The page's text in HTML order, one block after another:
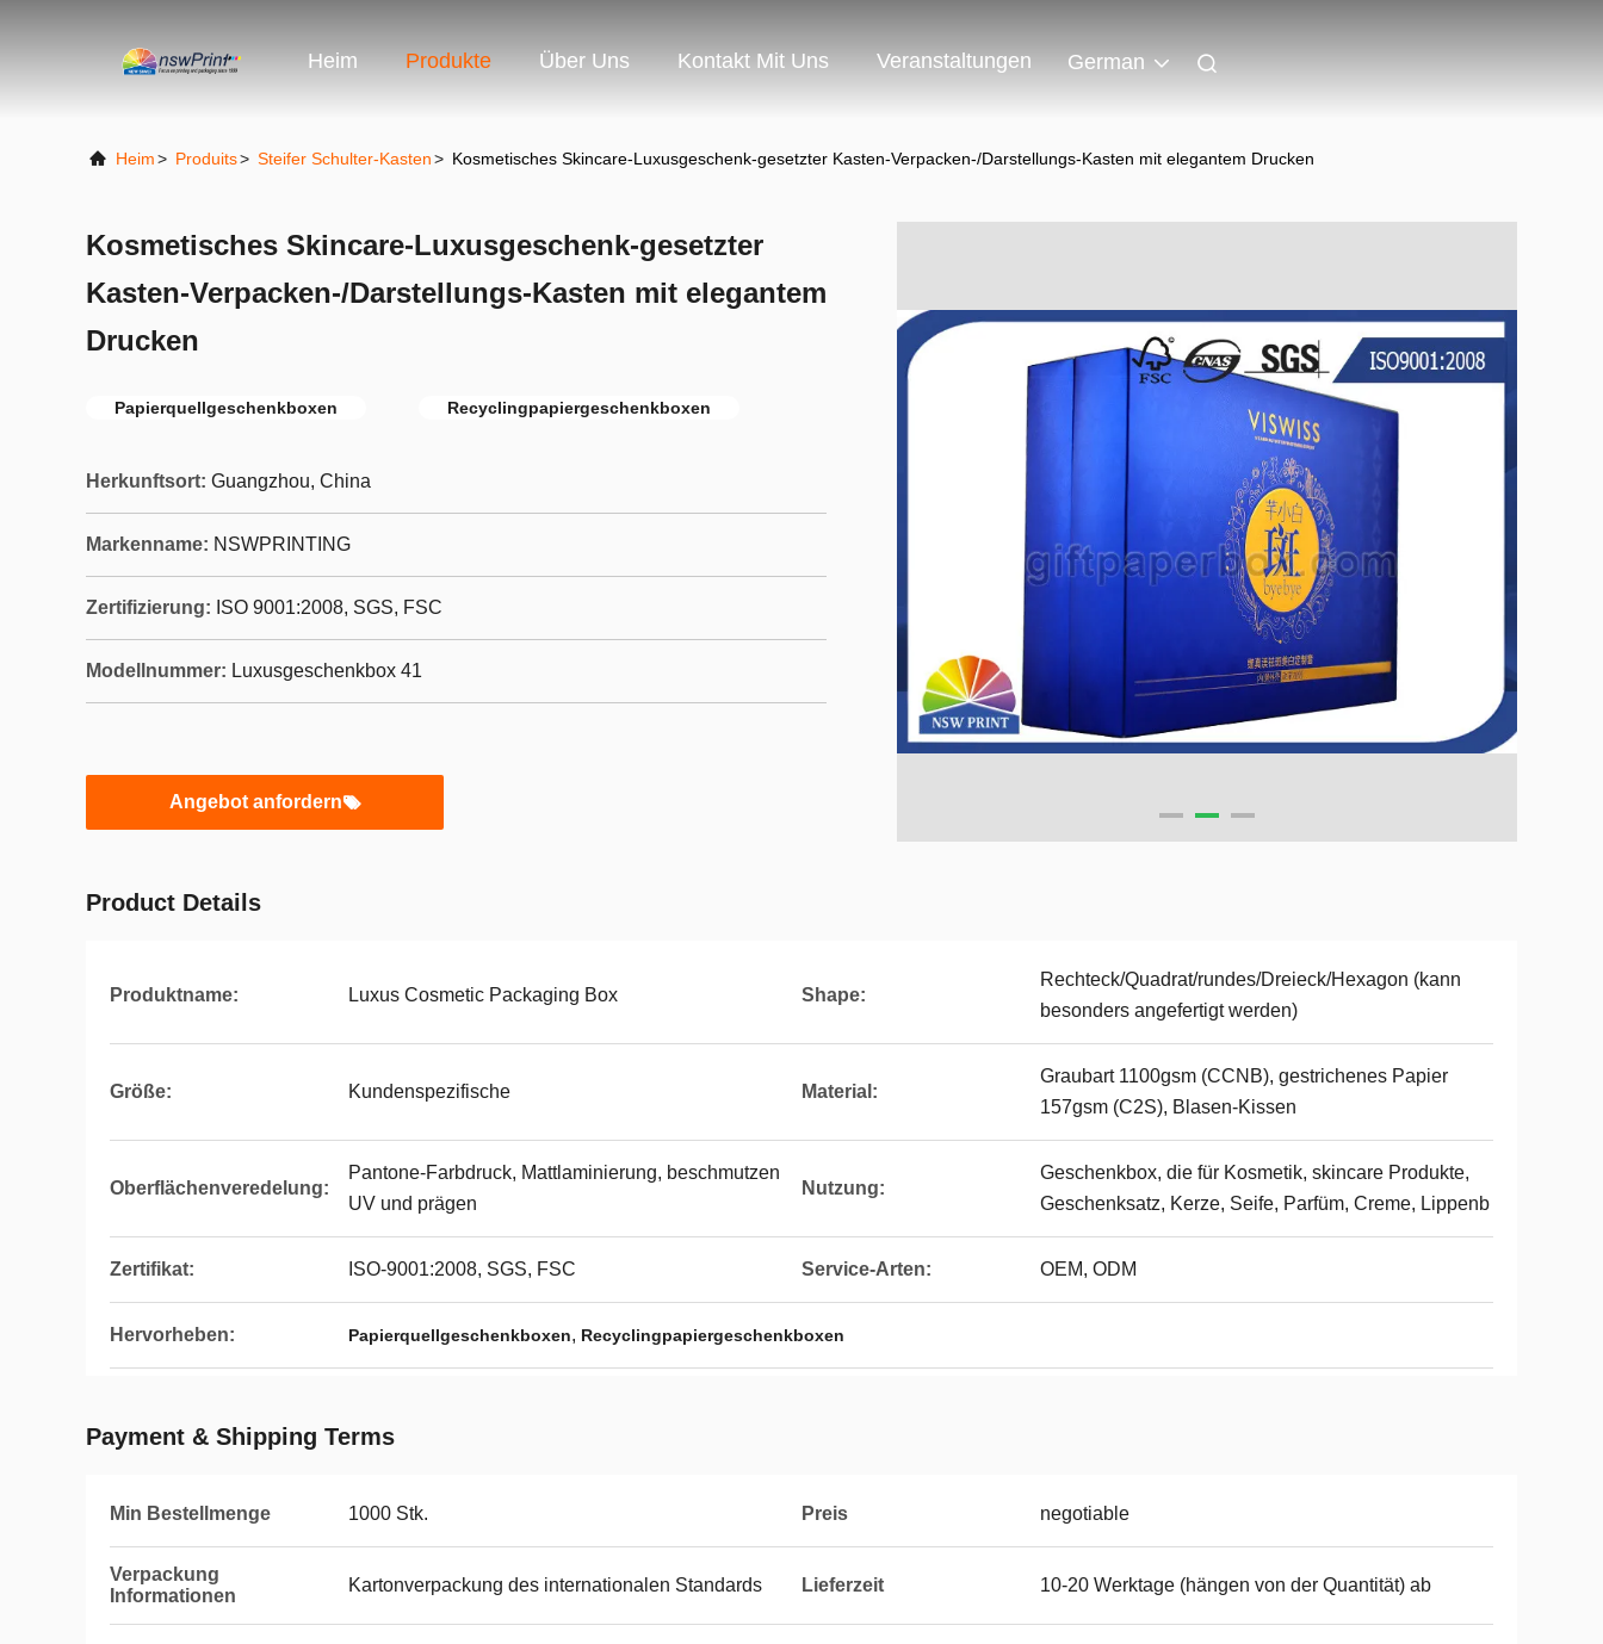
Heim Produkte Über Uns Kontakt Mit Uns Veranstaltungen German
Heim> Produits> Steifer Schulter-Kasten> Kosmetisches Skincare-Luxusgeschenk-gesetzter Kasten-Verpacken-/Darstellungs-Kasten mit elegantem Drucken
Kosmetisches Skincare-Luxusgeschenk-gesetzter
Kasten-Verpacken-/Darstellungs-Kasten mit elegantem
Drucken
Papierquellgeschenkboxen Recyclingpapiergeschenkboxen
Herkunftsort: Guangzhou, China
Markenname: NSWPRINTING
Zertifizierung: ISO 9001:2008, SGS, FSC
Modellnummer: Luxusgeschenkbox 41
Angebot anfordern
Product Details
Produktname: Luxus Cosmetic Packaging Box Shape:
Rechteck/Quadrat/rundes/Dreieck/Hexagon (kann
besonders angefertigt werden)
Größe: Kundenspezifische Material:
Graubart 1100gsm (CCNB), gestrichenes Papier
157gsm (C2S), Blasen-Kissen
Oberflächenveredelung:
Pantone-Farbdruck, Mattlaminierung, beschmutzen
UV und prägen
Nutzung:
Geschenkbox, die für Kosmetik, skincare Produkte,
Geschenksatz, Kerze, Seife, Parfüm, Creme, Lippenb
Zertifikat: ISO-9001:2008, SGS, FSC Service-Arten: OEM, ODM
Hervorheben: Papierquellgeschenkboxen, Recyclingpapiergeschenkboxen
Payment & Shipping Terms
Min Bestellmenge 1000 Stk. Preis negotiable
Verpackung
Informationen
Kartonverpackung des internationalen Standards Lieferzeit 10-20 Werktage (hängen von der Quantität) ab